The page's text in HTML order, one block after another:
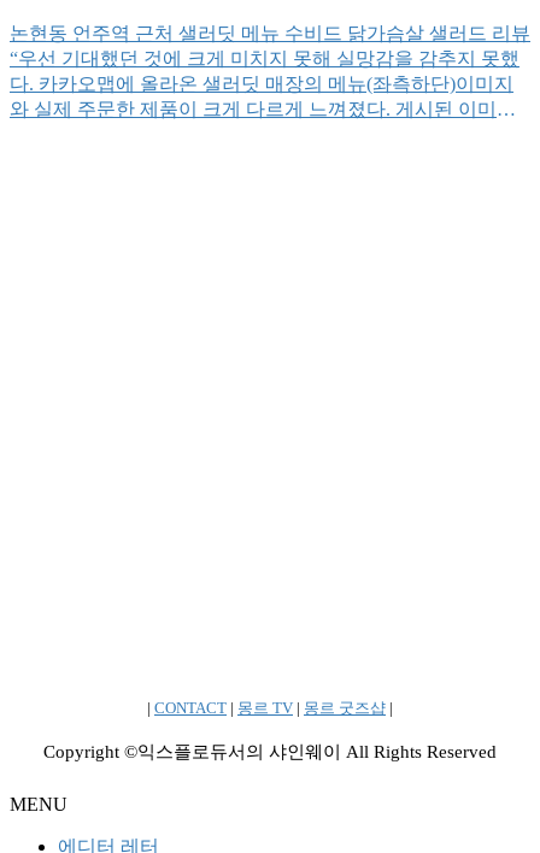
논현동 언주역 근처 샐러딧 메뉴 수비드 닭가슴살 샐러드 리뷰
“우선 기대했던 것에 크게 미치지 못해 실망감을 감추지 못했
다. 카카오맵에 올라온 샐러딧 매장의 메뉴(좌측하단)이미지
와 실제 주문한 제품이 크게 다르게 느껴졌다. 게시된 이미지
| CONTACT | 몽르 TV | 몽르 굿즈샵 |
Copyright ©익스플로듀서의 샤인웨이 All Rights Reserved
MENU
에디터 레터